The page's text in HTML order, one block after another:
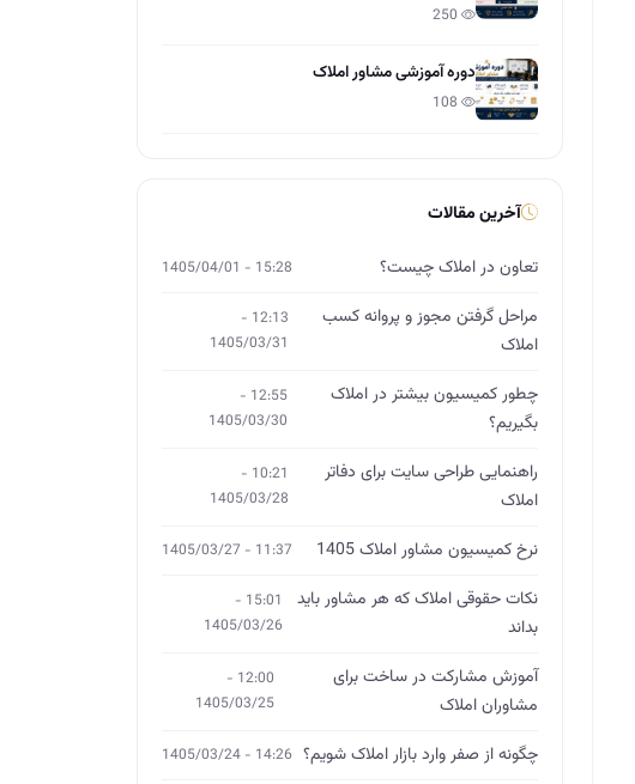
دوره آموزشی مشاور املاک
آخرین مقالات
تعاون در املاک چیست؟ 15:28 - 1405/04/01
مراحل گرفتن مجوز و پروانه کسب
املاک
12:13 -
1405/03/31
چطور کمیسیون بیشتر در املاک
بگیریم؟
12:55 -
1405/03/30
راهنمایی طراحی سایت برای دفاتر
املاک
10:21 -
1405/03/28
نرخ کمیسیون مشاور املاک 1405 11:37 - 1405/03/27
نکات حقوقی املاک که هر مشاور باید
بداند
15:01 -
1405/03/26
آموزش مشارکت در ساخت برای
مشاوران املاک
12:00 -
1405/03/25
چگونه از صفر وارد بازار املاک شویم؟ 14:26 - 1405/03/24